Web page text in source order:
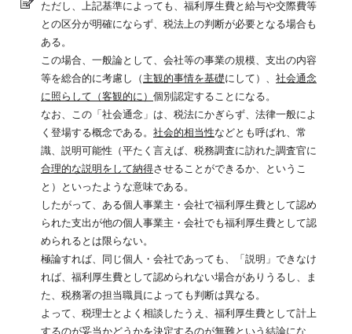
ただし、上記基準によっても、福利厚生費と給与や交際費等
との区分が明確にならず、税法上の判断が必要となる場合も
ある。
この場合、一般論として、会社等の事業の規模、支出の内容
等を総合的に考慮し（主観的事情を基礎にして）、 社会通念
に照らして（客観的に） 個別認定することになる。
なお、この「社会通念」は、税法にかぎらず、法律一般によ
く登場する概念である。 社会的相当性などとも呼ばれ、常
識、説明可能性（平たく言えば、税務調査に訪れた調査官に
合理的な説明をして納得させることができるか、というこ
と）といったような意味である。
したがって、ある個人事業主・会社で福利厚生費として認め
られた支出が他の個人事業主・会社でも福利厚生費として認
められるとは限らない。
極論すれば、同じ個人・会社であっても、「説明」できなけ
れば、福利厚生費として認められない場合がありうるし、ま
た、税務署の担当職員によっても判断は異なる。
よって、税理士とよく相談したうえ、福利厚生費として計上
するのが妥当かどうかを決定するのが無難という結論にな